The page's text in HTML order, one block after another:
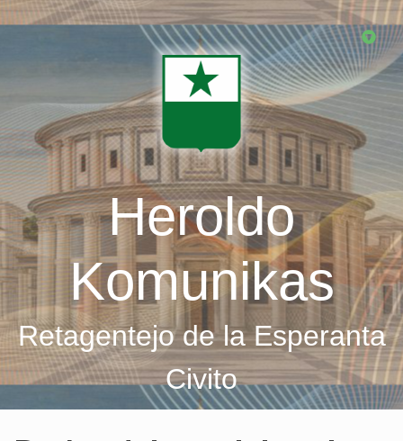
Skip
Heroldo
Komunikas
Retagentejo de la Esperanta
Civito